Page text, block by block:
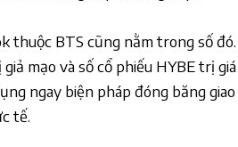
thuộc BTS cũng nằm trong số
giả mạo và số cổ phiếu HYBE trị
ngay biện pháp đóng băng
tế.